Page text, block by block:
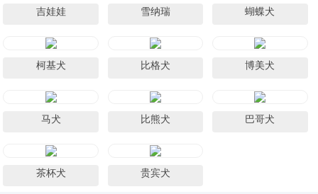
吉娃娃 雪纳瑞 蝴蝶犬
柯基犬 比格犬 博美犬
马犬 比熊犬 巴哥犬
茶杯犬 贵宾犬